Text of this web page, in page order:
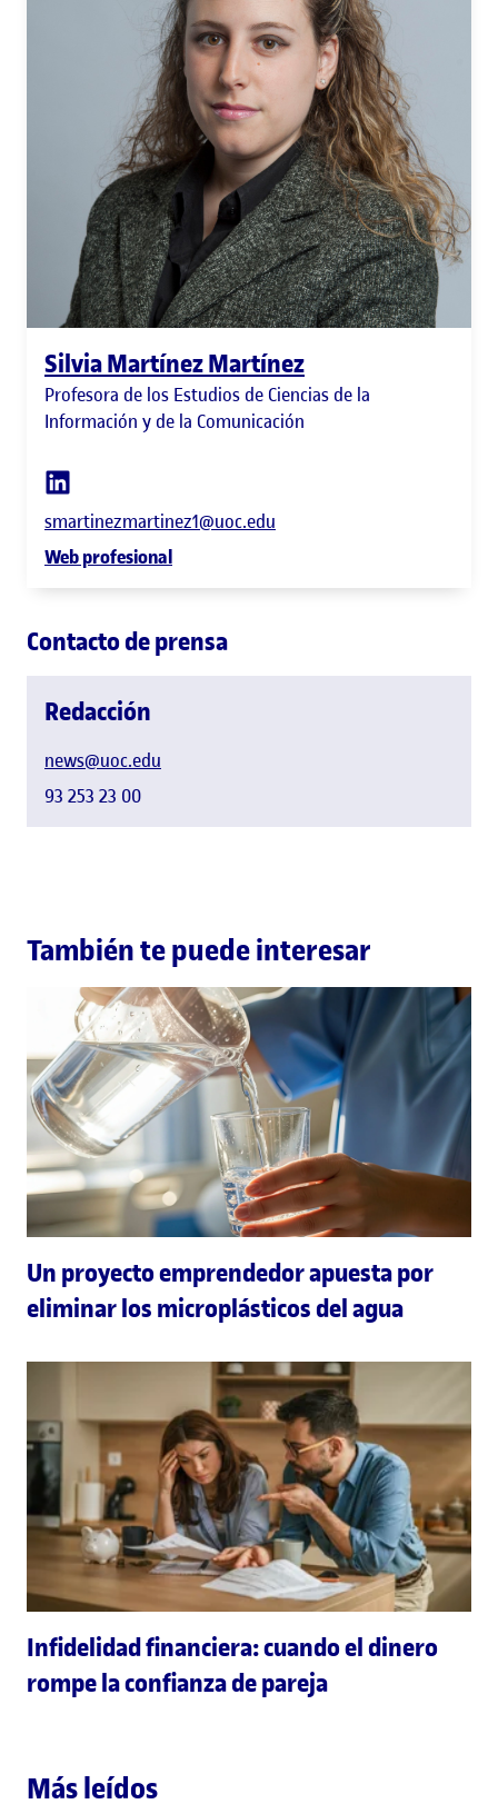
Silvia Martínez Martínez
Profesora de los Estudios de Ciencias de la
Información y de la Comunicación
smartinezmartinez1@uoc.edu
Web profesional
Contacto de prensa
Redacción
news@uoc.edu
93 253 23 00
También te puede interesar
Un proyecto emprendedor apuesta por
eliminar los microplásticos del agua
Infidelidad financiera: cuando el dinero
rompe la confianza de pareja
Más leídos